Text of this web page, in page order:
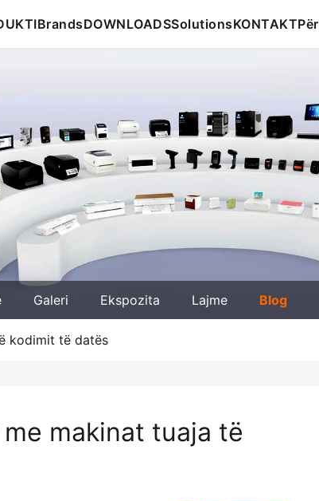
BrandsDOWNLOADSSolutionsKONTAKTPër
Galeri Ekspozita Lajme Blog
kodimit të datës
makinat tuaja të